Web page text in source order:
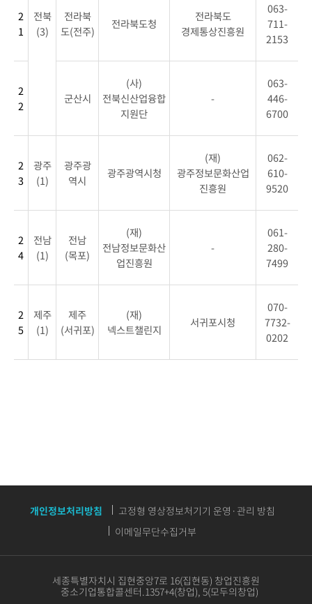
전북
(3)
2
1
전라북
도(전주)
전라북도청
전라북도
경제통상진흥원
063-
711-
2153
2
2
군산시
(사)
전북신산업융합
지원단
-
063-
446-
6700
2
3
광주
(1)
광주광
역시
광주광역시청
(재)
광주정보문화산업
진흥원
062-
610-
9520
2
4
전남
(1)
전남
(목포)
(재)
전남정보문화산
업진흥원
-
061-
280-
7499
2
5
제주
(1)
제주
(서귀포)
(재)
넥스트챌린지
서귀포시청
070-
7732-
0202
개인정보처리방침
고정형 영상정보처기기 운영·관리 방침
이메일무단수집거부
세종특별자치시 집현중앙7로 16(집현동) 창업진흥원
중소기업통합콜센터.1357+4(창업), 5(모두의창업)